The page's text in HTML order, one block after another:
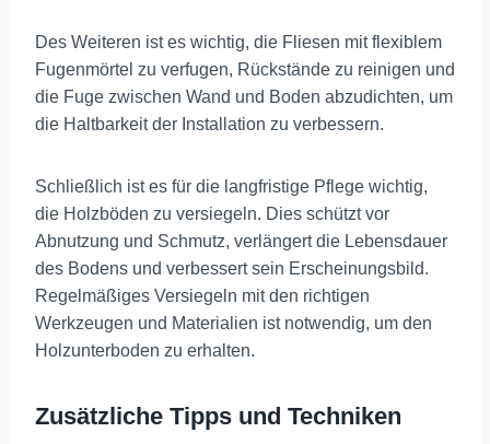
Des Weiteren ist es wichtig, die Fliesen mit flexiblem
Fugenmörtel zu verfugen, Rückstände zu reinigen und
die Fuge zwischen Wand und Boden abzudichten, um
die Haltbarkeit der Installation zu verbessern.
Schließlich ist es für die langfristige Pflege wichtig,
die Holzböden zu versiegeln. Dies schützt vor
Abnutzung und Schmutz, verlängert die Lebensdauer
des Bodens und verbessert sein Erscheinungsbild.
Regelmäßiges Versiegeln mit den richtigen
Werkzeugen und Materialien ist notwendig, um den
Holzunterboden zu erhalten.
Zusätzliche Tipps und Techniken